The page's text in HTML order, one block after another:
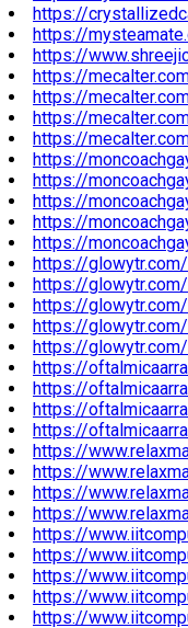
https://
https://
https://
https://
https://
https://
https://
https://
https://
https://
https://
https://
https://
https://
https://
https://
https://
https://
https://
https://
https://
https://
https://
https://
https://
https://
https://
https://
https://
https://